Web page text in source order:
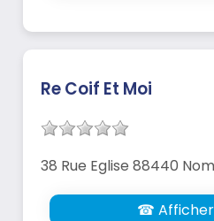
Re Coif Et Moi
38 Rue Eglise 88440
☎ Afficher